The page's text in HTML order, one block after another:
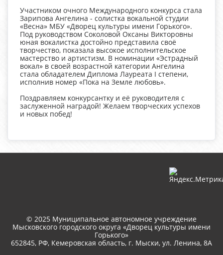
Участником очного Международного конкурса стала
Зарипова Ангелина - солистка вокальной студии
«Весна» МБУ «Дворец культуры имени Горького».
Под руководством Соколовой Оксаны Викторовны
юная вокалистка достойно представила своё
творчество, показала высокое исполнительское
мастерство и артистизм. В номинации «Эстрадный
вокал» в своей возрастной категории Ангелина
стала обладателем Диплома Лауреата I степени,
исполнив номер «Пока на Земле любовь».
Поздравляем конкурсантку и её руководителя с
заслуженной наградой! Желаем творческих успехов
и новых побед!
© 2025 Муниципальное автономное учреждение
Мысковского городского округа «Дворец культуры имени
Горького»
652845, РФ, Кемеровская область, г. Мыски, ул. Ленина, 8A